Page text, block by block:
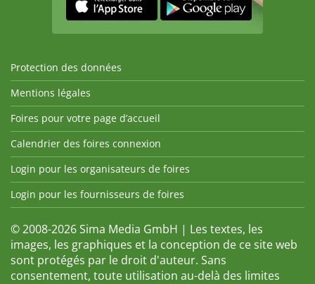
Protection des données
Mentions légales
Foires pour votre page d’accueil
Calendrier des foires connexion
Login pour les organisateurs de foires
Login pour les fournisseurs de foires
© 2008-2026 Sima Media GmbH | Les textes, les
images, les graphiques et la conception de ce site web
sont protégés par le droit d'auteur. Sans
consentement, toute utilisation au-delà des limites